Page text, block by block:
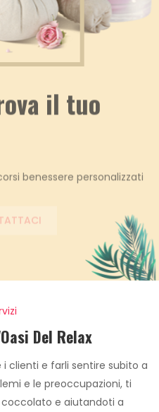
il tuo
benessere personalizzati
Del Relax
clienti e farli sentire subito a
e le preoccupazioni, ti
e aiutandoti a